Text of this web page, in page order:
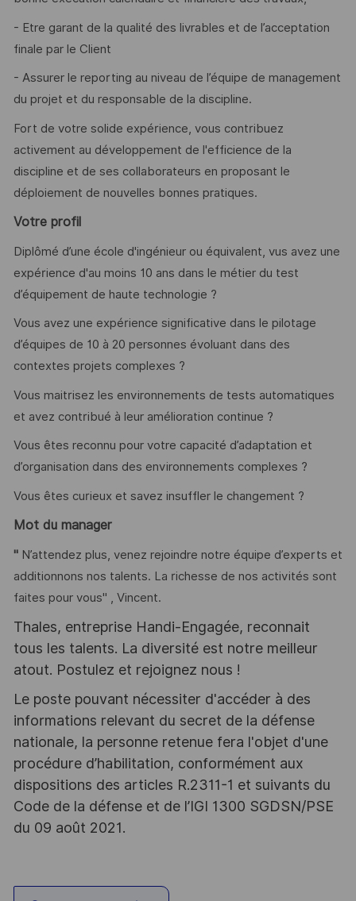
- Etre garant de la qualité des livrables et de l’acceptation
finale par le Client
- Assurer le reporting au niveau de l’équipe de management
du projet et du responsable de la discipline.
Fort de votre solide expérience, vous contribuez
activement au développement de l'efficience de la
discipline et de ses collaborateurs en proposant le
déploiement de nouvelles bonnes pratiques.
Votre profil
Diplômé d’une école d'ingénieur ou équivalent, vus avez une
expérience d'au moins 10 ans dans le métier du test
d’équipement de haute technologie ?
Vous avez une expérience significative dans le pilotage
d’équipes de 10 à 20 personnes évoluant dans des
contextes projets complexes ?
Vous maitrisez les environnements de tests automatiques
et avez contribué à leur amélioration continue ?
Vous êtes reconnu pour votre capacité d’adaptation et
d’organisation dans des environnements complexes ?
Vous êtes curieux et savez insuffler le changement ?
Mot du manager
"N’attendez plus, venez rejoindre notre équipe d’experts et
additionnons nos talents. La richesse de nos activités sont
faites pour vous" , Vincent.
Thales, entreprise Handi-Engagée, reconnait
tous les talents. La diversité est notre meilleur
atout. Postulez et rejoignez nous !
Le poste pouvant nécessiter d'accéder à des
informations relevant du secret de la défense
nationale, la personne retenue fera l'objet d'une
procédure d’habilitation, conformément aux
dispositions des articles R.2311-1 et suivants du
Code de la défense et de l’IGI 1300 SGDSN/PSE
du 09 août 2021.